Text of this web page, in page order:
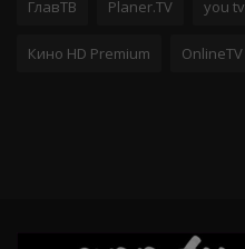
ГлавТВ Planer.TV you tv
Кино HD Premium OnlineTV